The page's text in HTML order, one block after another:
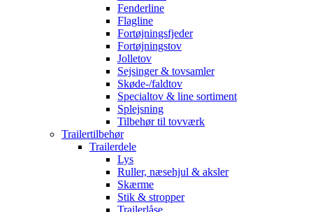
Fenderline
Flagline
Fortøjningsfjeder
Fortøjningstov
Jolletov
Sejsinger & tovsamler
Skøde-/faldtov
Specialtov & line sortiment
Splejsning
Tilbehør til tovværk
Trailertilbehør
Trailerdele
Lys
Ruller, næsehjul & aksler
Skærme
Stik & stropper